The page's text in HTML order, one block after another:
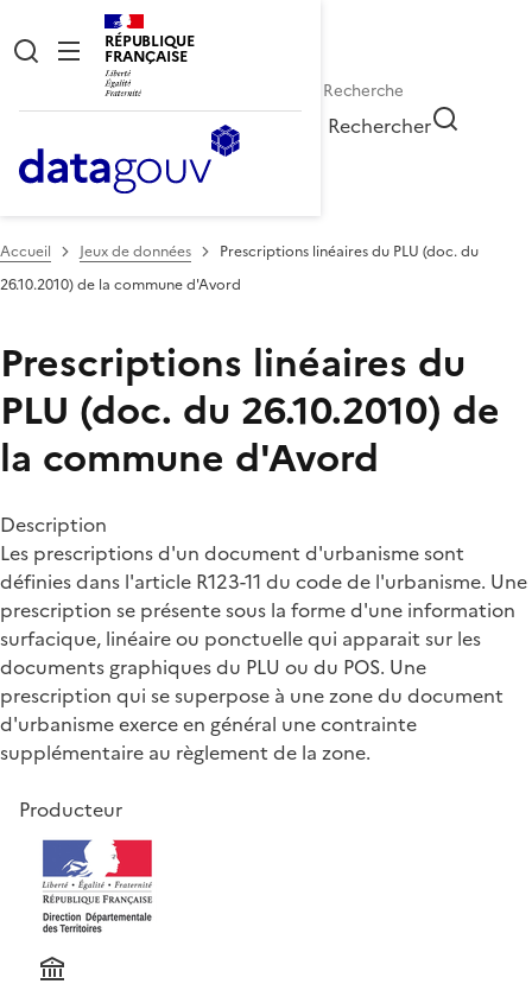
RÉPUBLIQUE
FRANÇAISE
Rechercher
Accueil Jeux de données
Prescriptions linéaires du PLU (doc. du
26.10.2010) de la commune d'Avord
Prescriptions linéaires du
PLU (doc. du 26.10.2010) de
la commune d'Avord
Description
Les prescriptions d'un document d'urbanisme sont
définies dans l'article R123-11 du code de l'urbanisme. Une
prescription se présente sous la forme d'une information
surfacique, linéaire ou ponctuelle qui apparait sur les
documents graphiques du PLU ou du POS. Une
prescription qui se superpose à une zone du document
d'urbanisme exerce en général une contrainte
supplémentaire au règlement de la zone.
Producteur